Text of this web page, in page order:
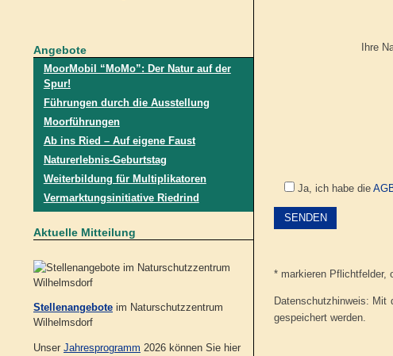
Ihre
Ja, ich habe die
* markieren Pflichtfelder,
Datenschutzhinweis: Mit
gespeichert werden.
Angebote
MoorMobil “MoMo”: Der Natur auf der
Spur!
Führungen durch die Ausstellung
Moorführungen
Ab ins Ried – Auf eigene Faust
Naturerlebnis-Geburtstag
Weiterbildung für Multiplikatoren
Vermarktungsinitiative Riedrind
Aktuelle Mitteilung
Stellenangebote im Naturschutzzentrum
Wilhelmsdorf
Unser Jahresprogramm 2026 können Sie hier